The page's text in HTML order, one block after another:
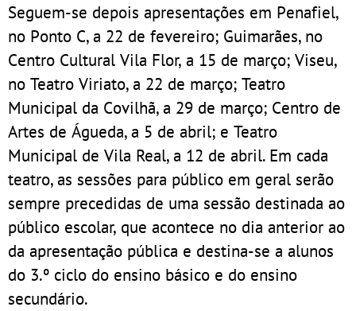
Seguem-se depois apresentações em Penafiel,
no Ponto C, a 22 de fevereiro; Guimarães, no
Centro Cultural Vila Flor, a 15 de março; Viseu,
no Teatro Viriato, a 22 de março; Teatro
Municipal da Covilhã, a 29 de março; Centro de
Artes de Águeda, a 5 de abril; e Teatro
Municipal de Vila Real, a 12 de abril. Em cada
teatro, as sessões para público em geral serão
sempre precedidas de uma sessão destinada ao
público escolar, que acontece no dia anterior ao
da apresentação pública e destina-se a alunos
do 3.º ciclo do ensino básico e do ensino
secundário.